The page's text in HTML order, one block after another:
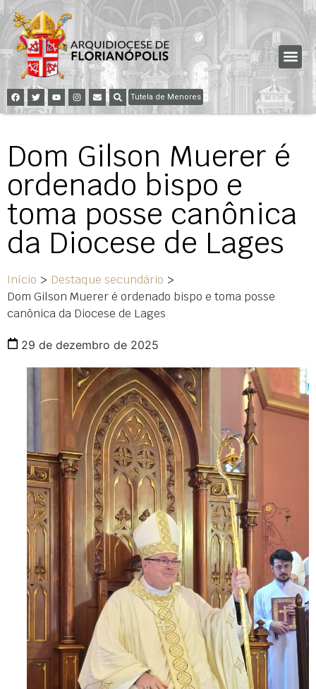
Tutela de Menores
Dom Gilson Muerer é
ordenado bispo e
toma posse canônica
da Diocese de Lages
Início > Destaque secundário >
Dom Gilson Muerer é ordenado bispo e toma posse
canônica da Diocese de Lages
29 de dezembro de 2025